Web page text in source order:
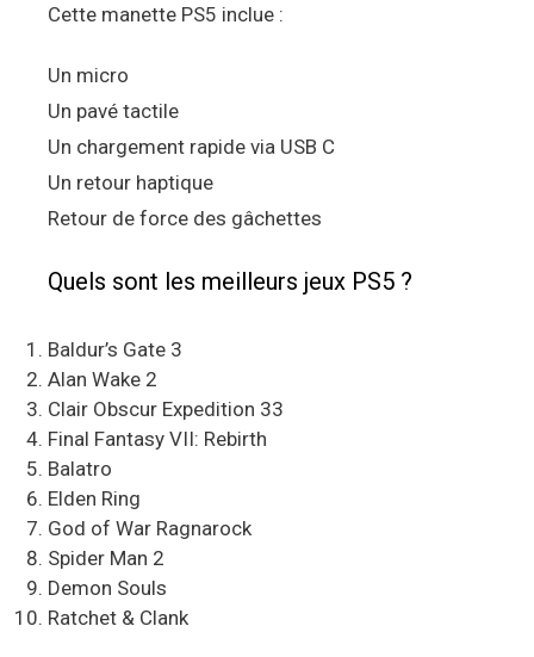
Cette manette PS5 inclue :
Un micro
Un pavé tactile
Un chargement rapide via USB C
Un retour haptique
Retour de force des gâchettes
Quels sont les meilleurs jeux PS5 ?
Baldur’s Gate 3
Alan Wake 2
Clair Obscur Expedition 33
Final Fantasy VII: Rebirth
Balatro
Elden Ring
God of War Ragnarock
Spider Man 2
Demon Souls
Ratchet & Clank